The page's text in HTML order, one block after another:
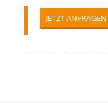
JETZT ANFRAGEN